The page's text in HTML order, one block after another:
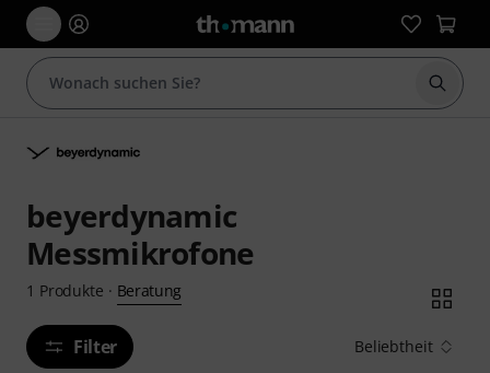
Suche
beyerdynamic
Messmikrofone
1 Produkte · Beratung
Filter Beliebtheit